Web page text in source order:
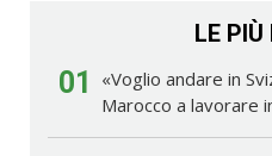
LE PIÙ
01
«Voglio andare in
Marocco a lavorare